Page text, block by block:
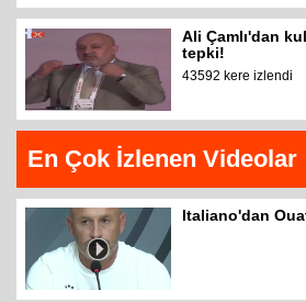
Ali Çamlı'dan
tepki!
43592 kere izlendi
En Çok İzlenen Videolar
Italiano'dan